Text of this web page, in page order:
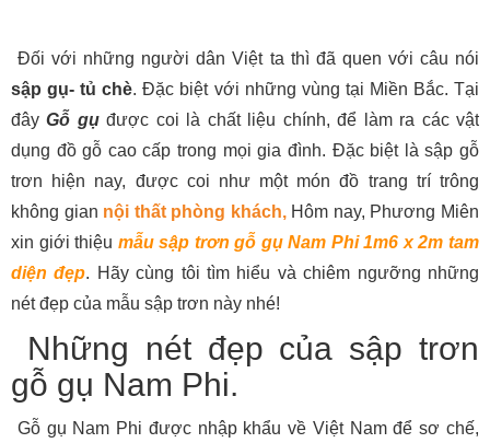
Đối với những người dân Việt ta thì đã quen với câu nói
sập gụ- tủ chè. Đặc biệt với những vùng tại Miền Bắc. Tại
đâyGỗ gụđược coi là chất liệu chính, để làm ra các vật
dụng đồ gỗ cao cấp trong mọi gia đình. Đặc biệt là sập gỗ
trơn hiện nay, được coi như một món đồ trang trí trông
không gian nội thất phòng khách,Hôm nay, Phương Miên
xin giới thiệu mẫu sập trơn gỗ gụ Nam Phi 1m6 x 2m tam
diện đẹp. Hãy cùng tôi tìm hiểu và chiêm ngưỡng những
nét đẹp của mẫu sập trơn này nhé!
Những nét đẹp của sập trơn
gỗ gụ Nam Phi.
Gỗ gụ Nam Phi được nhập khẩu về Việt Nam để sơ chế,